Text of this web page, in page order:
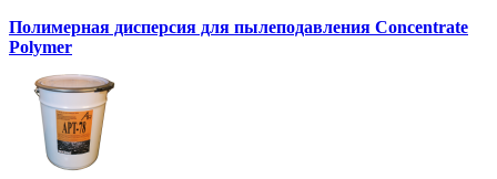
Полимерная дисперсия для пылеподавления Concentrate
Polymer